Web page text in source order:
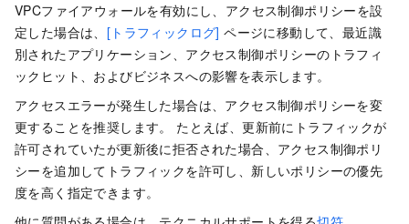
VPCファイアウォールを有効にし、アクセス制御ポリシーを設
定した場合は、 [トラフィックログ] ページに移動して、最近識
別されたアプリケーション、アクセス制御ポリシーのトラフィ
ックヒット、およびビジネスへの影響を表示します。
アクセスエラーが発生した場合は、アクセス制御ポリシーを変
更することを推奨します。 たとえば、更新前にトラフィックが
許可されていたが更新後に拒否された場合、アクセス制御ポリ
シーを追加してトラフィックを許可し、新しいポリシーの優先
度を高く指定できます。